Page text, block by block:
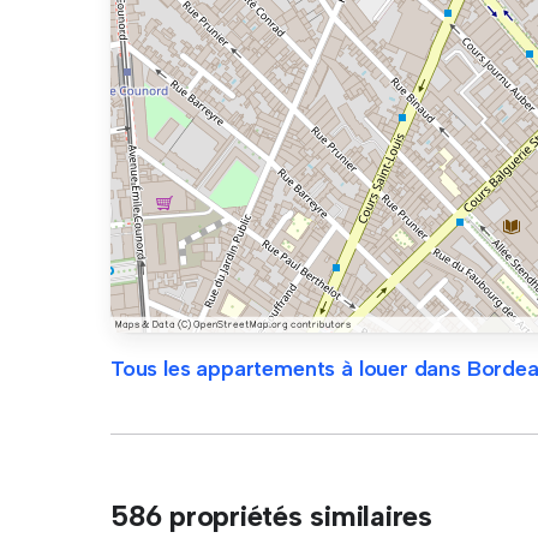
Tous les appartements à louer dans
586 propriétés similaires